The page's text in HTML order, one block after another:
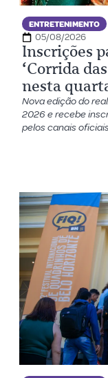
ENTRETENIMENTO
05/08/2026
Inscrições
‘Corrida
nesta
Nova edição do
2026 e recebe
pelos canais